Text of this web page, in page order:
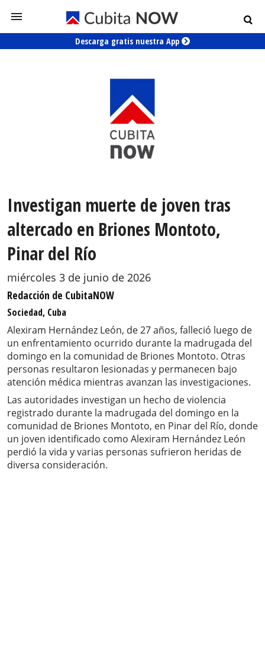
Descarga gratis nuestra App
Investigan muerte de joven tras
altercado en Briones Montoto,
Pinar del Río
miércoles 3 de junio de 2026
Redacción de CubitaNOW
Sociedad, Cuba
Alexiram Hernández León, de 27 años, falleció luego de
un enfrentamiento ocurrido durante la madrugada del
domingo en la comunidad de Briones Montoto. Otras
personas resultaron lesionadas y permanecen bajo
atención médica mientras avanzan las investigaciones.
Las autoridades investigan un hecho de violencia
registrado durante la madrugada del domingo en la
comunidad de Briones Montoto, en Pinar del Río, donde
un joven identificado como Alexiram Hernández León
perdió la vida y varias personas sufrieron heridas de
diversa consideración.